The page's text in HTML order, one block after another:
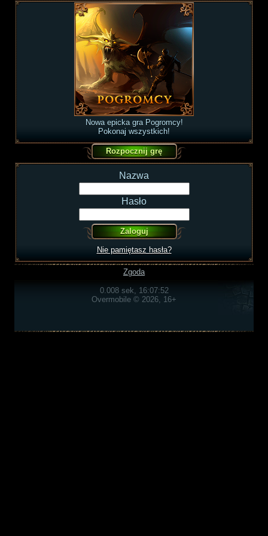
Nowa epicka gra Pogromcy!
Pokonaj wszystkich!
Nazwa
Hasło
Nie pamiętasz hasła?
Zgoda
0.008 sek, 16:07:52
Overmobile © 2026, 16+